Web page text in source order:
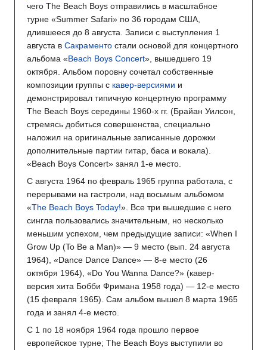
чего The Beach Boys отправились в масштабное
турне «Summer Safari» по 36 городам США,
длившееся до 8 августа. Записи с выступления 1
августа в Сакраменто стали основой для концертного
альбома «Beach Boys Concert», вышедшего 19
октября. Альбом поровну сочетал собственные
композиции группы с кавер-версиями и
демонстрировал типичную концертную программу
The Beach Boys середины 1960-х гг. (Брайан Уилсон,
стремясь добиться совершенства, специально
наложил на оригинальные записанные дорожки
дополнительные партии гитар, баса и вокала).
«Beach Boys Concert» занял 1-е место.
C августа 1964 по февраль 1965 группа работала, с
перерывами на гастроли, над восьмым альбомом
«The Beach Boys Today!». Все три вышедшие с него
сингла пользовались значительным, но несколько
меньшим успехом, чем предыдущие записи: «When I
Grow Up (To Be a Man)» — 9 место (вып. 24 августа
1964), «Dance Dance Dance» — 8-е место (26
октября 1964), «Do You Wanna Dance?» (кавер-
версия хита Бобби Фримана 1958 года) — 12-е место
(15 февраля 1965). Сам альбом вышел 8 марта 1965
года и занял 4-е место.
С 1 по 18 ноября 1964 года прошло первое
европейское турне; The Beach Boys выступили во